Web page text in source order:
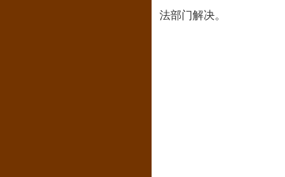
法部门解决。